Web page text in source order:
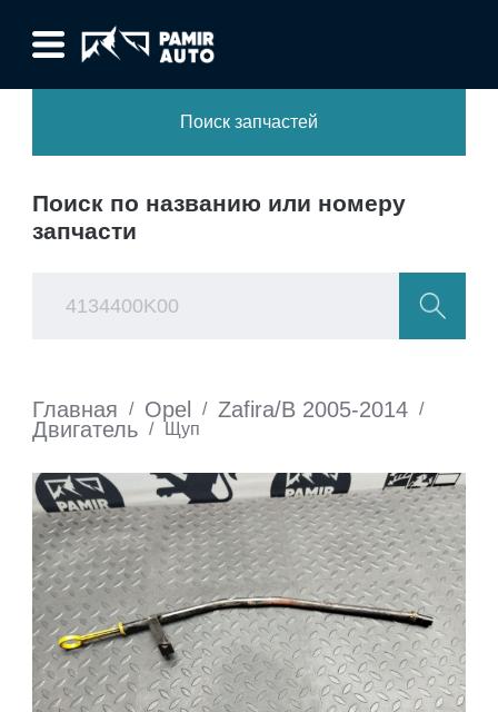
Поиск запчастей
Поиск по названию или номеру
запчасти
Главная / Opel / Zafira/B 2005-2014 /
Двигатель / Щуп